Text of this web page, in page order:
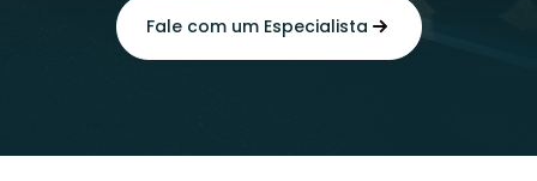
Fale com um Especialista